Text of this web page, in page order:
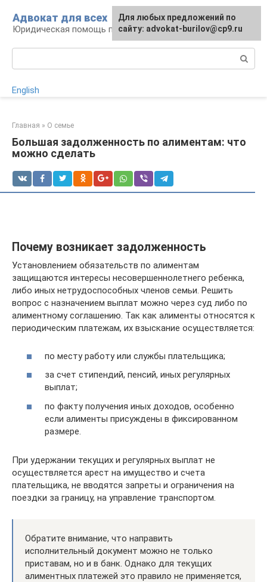
контенту
Адвокат для всех
Юридическая помощь по любому вопросу
English
Главная » О семье
Большая задолженность по алиментам: что
можно сделать
Почему возникает задолженность
Установлением обязательств по алиментам
защищаются интересы несовершеннолетнего ребенка,
либо иных нетрудоспособных членов семьи. Решить
вопрос с назначением выплат можно через суд либо по
алиментному соглашению. Так как алименты относятся к
периодическим платежам, их взыскание осуществляется:
по месту работу или службы плательщика;
за счет стипендий, пенсий, иных регулярных
выплат;
по факту получения иных доходов, особенно
если алименты присуждены в фиксированном
размере.
При удержании текущих и регулярных выплат не
осуществляется арест на имущество и счета
плательщика, не вводятся запреты и ограничения на
поездки за границу, на управление транспортом.
Обратите внимание, что направить
исполнительный документ можно не только
приставам, но и в банк. Однако для текущих
алиментных платежей это правило не применяется,
Для любых предложений по
сайту: advokat-burilov@cp9.ru